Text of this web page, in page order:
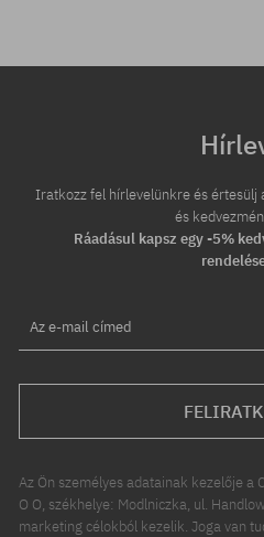
Iratkozz fel hírlevelünkre és
és
Ráadásul kapsz egy -5%
Az e-mail címed
Az Ön személyes adatainak kezelője a
O O, székhelye: Modlniczka, ul.
marketing célokból kezelik. Joga van